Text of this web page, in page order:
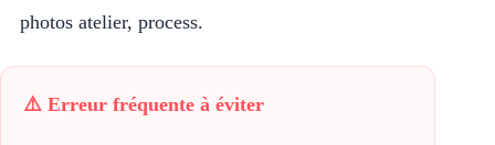
photos atelier, process.
⚠️ Erreur fréquente à éviter